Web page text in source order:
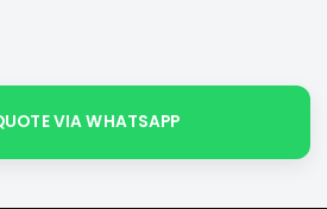
VIA WHATSAPP